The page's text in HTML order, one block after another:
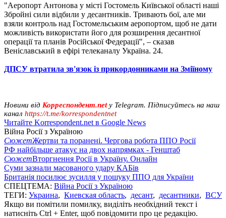
"Аеропорт Антонова у місті Гостомель Київської області наші
Збройні сили відбили у десантників. Тривають бої, але ми
взяли контроль над Гостомельським аеропортом, щоб не дати
можливість використати його для розширення десантної
операції та планів Російської Федерації", – сказав
Веніславський в ефірі телеканалу Україна. 24.
ДПСУ втратила зв'язок із прикордонниками на Зміїному
Новини від Корреспондент.netу Telegram. Підписуйтесь на наш
канал https://t.me/korrespondentnet
Читайте Korrespondent.net в Google News
Війна Росії з Україною
СюжетЖертви та поранені. Чергова робота ППО Росії
РФ найбільше атакує на двох напрямках - Генштаб
СюжетВторгнення Росії в Україну. Онлайн
Суми зазнали масованого удару КАБів
Британія посилює зусилля у пошуку ППО для України
СПЕЦТЕМА: Війна Росії з Україною
ТЕГИ: Украина, Киевская область, десант, десантники, ВСУ
Якщо ви помітили помилку, виділіть необхідний текст і
натисніть Ctrl + Enter, щоб повідомити про це редакцію.